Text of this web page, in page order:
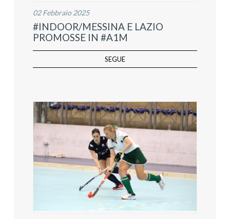
02 Febbraio 2025
#INDOOR/MESSINA E LAZIO
PROMOSSE IN #A1M
SEGUE